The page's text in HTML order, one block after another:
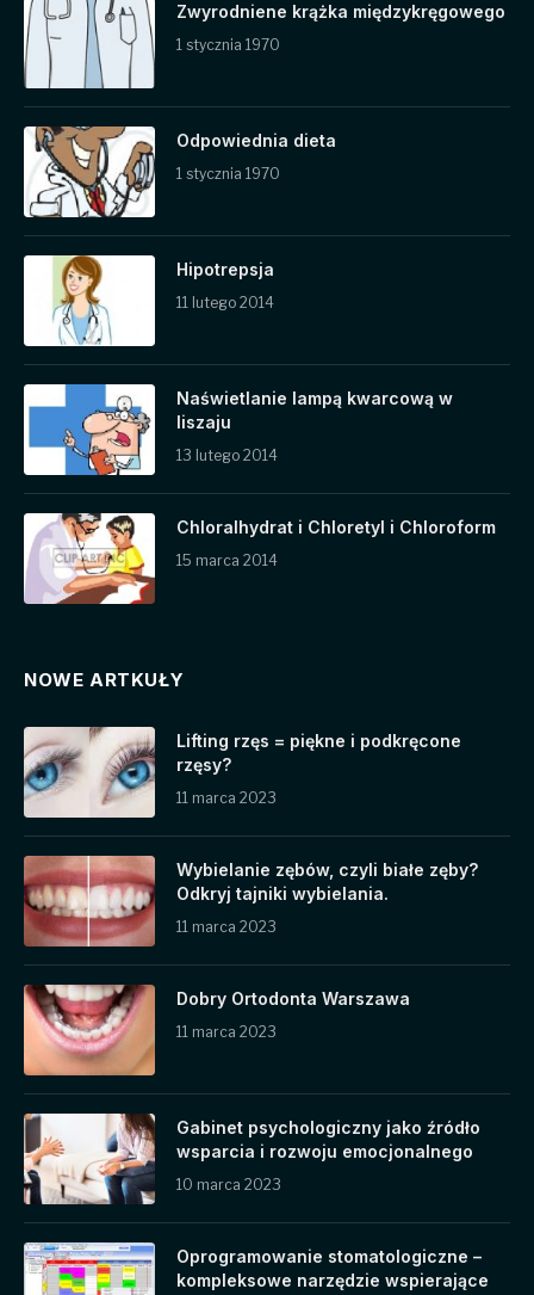
Zwyrodniene krążka międzykręgowego
1 stycznia 1970
Odpowiednia dieta
1 stycznia 1970
Hipotrepsja
11 lutego 2014
Naświetlanie lampą kwarcową w
liszaju
13 lutego 2014
Chloralhydrat i Chloretyl i Chloroform
15 marca 2014
NOWE ARTKUŁY
Lifting rzęs = piękne i podkręcone
rzęsy?
11 marca 2023
Wybielanie zębów, czyli białe zęby?
Odkryj tajniki wybielania.
11 marca 2023
Dobry Ortodonta Warszawa
11 marca 2023
Gabinet psychologiczny jako źródło
wsparcia i rozwoju emocjonalnego
10 marca 2023
Oprogramowanie stomatologiczne –
kompleksowe narzędzie wspierające